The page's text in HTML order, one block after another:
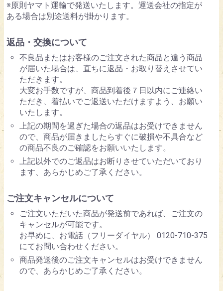
※原則ヤマト運輸で発送いたします。運送会社の指定が
ある場合は別途送料が掛かります。
返品・交換について
不良品またはお客様のご注文された商品と違う商品
が届いた場合は、直ちに返品・お取り替えさせてい
ただきます。
大変お手数ですが、商品到着後７日以内にご連絡い
ただき、着払いでご返送いただけますよう、お願い
いたします。
上記の期間を過ぎた場合の返品はお受けできません
ので、商品が届きましたらすぐに破損や不具合など
の商品不良のご確認をお願いいたします。
上記以外でのご返品はお断りさせていただいており
ます、あらかじめご了承ください。
ご注文キャンセルについて
ご注文いただいた商品が発送前であれば、ご注文の
キャンセルが可能です。
お早めに、お電話（フリーダイヤル） 0120-710-375
にてお問い合わせください。
商品発送後のご注文キャンセルはお受けできません
ので、あらかじめご了承ください。